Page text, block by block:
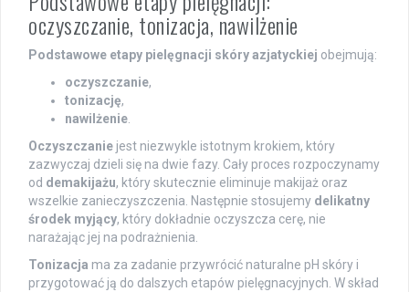
oczyszczanie, tonizacja, nawilżenie
Podstawowe etapy pielęgnacji skóry azjatyckiej obejmują:
oczyszczanie,
tonizację,
nawilżenie
Oczyszczanie jest niezwykle istotnym krokiem, który
zazwyczaj dzieli się na dwie fazy. Cały proces rozpoczynamy
od demakijażu, który skutecznie eliminuje makijaż oraz
wszelkie zanieczyszczenia. Następnie stosujemy delikatny
środek myjący, który dokładnie oczyszcza cerę, nie
narażając jej na podrażnienia.
Tonizacja ma za zadanie przywrócić naturalne pH skóry i
przygotować ją do dalszych etapów pielęgnacyjnych. W skład